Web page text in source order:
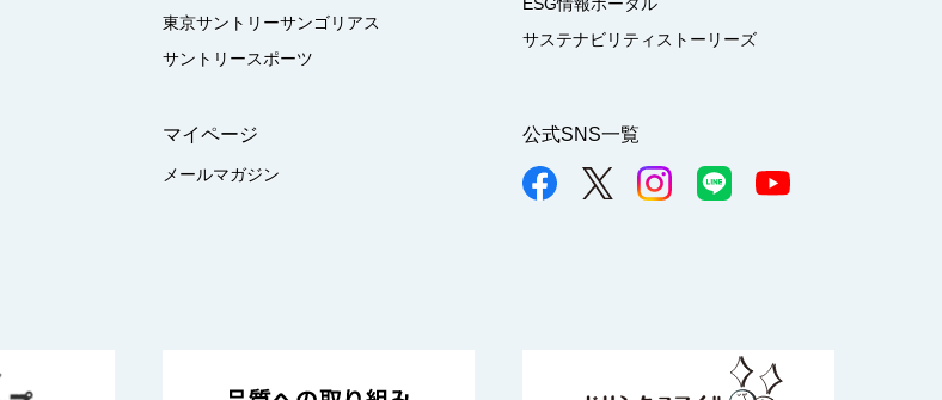
東京サントリーサンゴリアス
サントリースポーツ
サステナビリティストーリーズ
マイページ
メールマガジン
公式SNS一覧